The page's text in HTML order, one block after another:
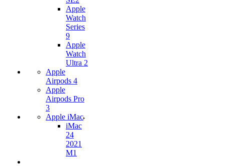
Apple
Watch
Series
9
Apple
Watch
Ultra 2
Apple
Airpods 4
Apple
Airpods Pro
3
Apple iMac
iMac
24
2021
M1